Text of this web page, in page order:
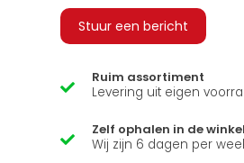
Stuur een bericht
Ruim assortiment
Levering uit eigen
Zelf ophalen in de
Wij zijn 6 dagen per